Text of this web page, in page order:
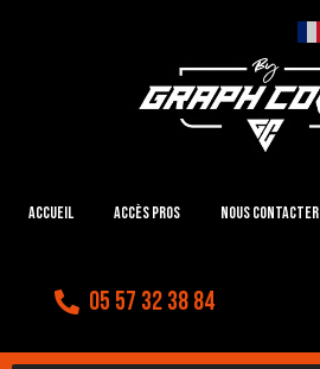
Accueil Accès Pros Nous contacter
05 57 32 38 84